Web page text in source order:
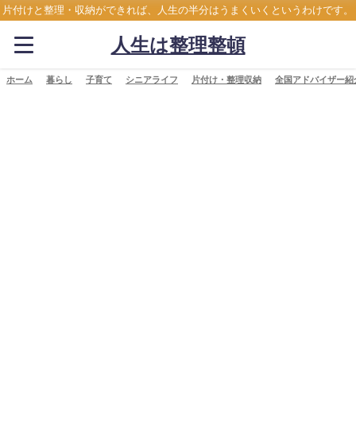
片付けと整理・収納ができれば、人生の半分はうまくいくというわけです。
人生は整理整頓
ホーム 暮らし 子育て シニアライフ 片付け・整理収納 全国アドバイザー紹